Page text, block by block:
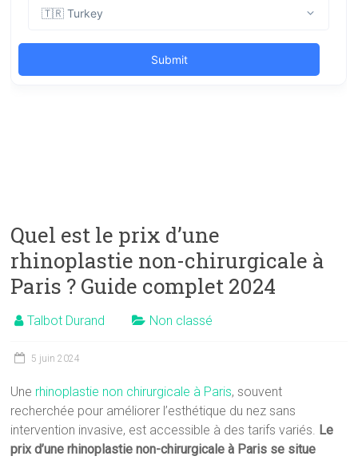
Quel est le prix d’une
rhinoplastie non-chirurgicale à
Paris ? Guide complet 2024
Talbot Durand Non classé
5 juin 2024
Une rhinoplastie non chirurgicale à Paris, souvent
recherchée pour améliorer l’esthétique du nez sans
intervention invasive, est accessible à des tarifs variés. Le
prix d’une rhinoplastie non-chirurgicale à Paris se situe